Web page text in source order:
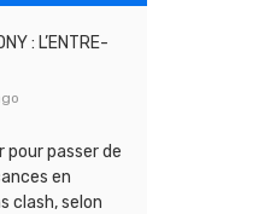
: L’ENTRE-
pour passer de
en
clash, selon